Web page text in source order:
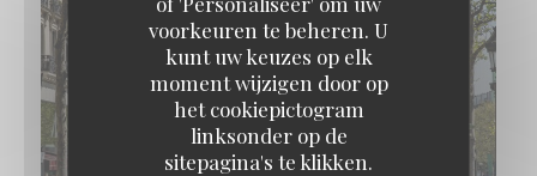
voorkeuren te beheren. U
kunt uw keuzes op elk
moment wijzigen door op
het cookiepictogram
linksonder op de
sitepagina's te klikken.